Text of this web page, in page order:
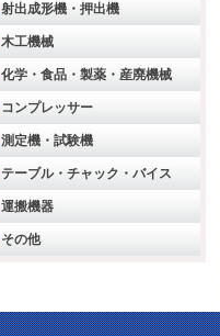
射出成形機・押出機
木工機械
化学・食品・製薬・産廃機械
コンプレッサー
測定機・試験機
テーブル・チャック・バイス
運搬機器
その他